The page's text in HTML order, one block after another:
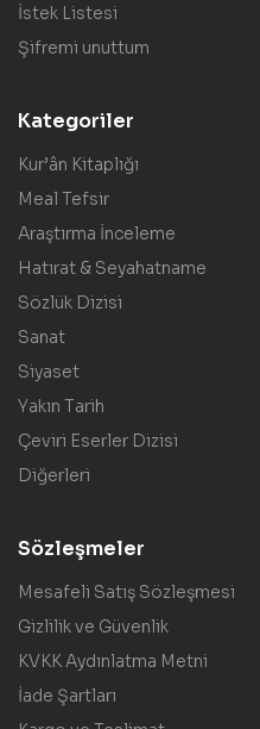
İstek Listesi
Şifremi unuttum
Kategoriler
Kur’ân Kitaplığı
Meal Tefsir
Araştırma İnceleme
Hatırat & Seyahatname
Sözlük Dizisi
Sanat
Siyaset
Yakın Tarih
Çeviri Eserler Dizisi
Diğerleri
Sözleşmeler
Mesafeli Satış Sözleşmesi
Gizlilik ve Güvenlik
KVKK Aydınlatma Metni
İade Şartları